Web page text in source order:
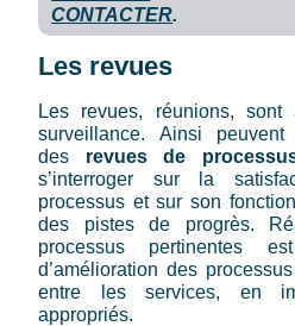
CONTACTER.
Les revues
Les revues, réunions,
surveillance. Ainsi
des revues de
s’interroger sur la
processus et sur son
des pistes de progrès.
processus pertinentes
d’amélioration des
entre les services, en
appropriés.